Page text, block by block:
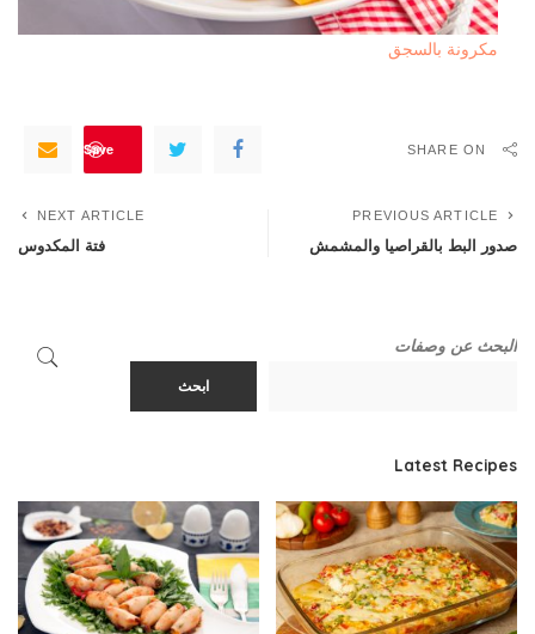
مكرونة بالسجق
SHARE ON
Save
PREVIOUS ARTICLE
صدور البط بالقراصيا والمشمش
NEXT ARTICLE
فتة المكدوس
البحث عن وصفات
ابحث
Latest Recipes